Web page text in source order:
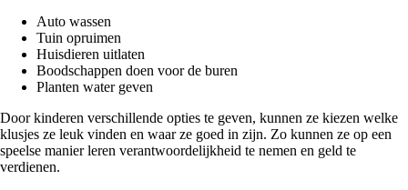
Auto wassen
Tuin opruimen
Huisdieren uitlaten
Boodschappen doen voor de buren
Planten water geven
Door kinderen verschillende opties te geven, kunnen ze kiezen welke
klusjes ze leuk vinden en waar ze goed in zijn. Zo kunnen ze op een
speelse manier leren verantwoordelijkheid te nemen en geld te
verdienen.